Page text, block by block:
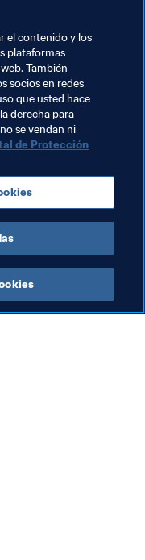
la de jugar la
cada dos años en
beneficios y un
a lo que el fútbol
Debemos
el contenido y los
plataformas
También
socios en redes
que usted hace
derecha para
se vendan ni
de Protección